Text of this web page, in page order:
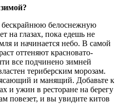
бескрайнюю белоснежную
на глазах, пока едешь не
и начинается небо. В самой
оттеняют красновато-
все подчинено зимней
териберским морозам.
и манящий. Добавьте к
и ужин в ресторане на берегу
повезет, и вы увидите китов